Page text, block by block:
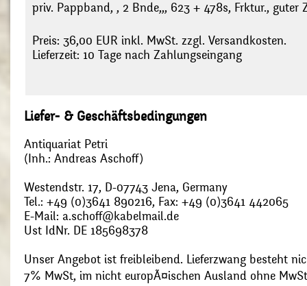
priv. Pappband, , 2 Bnde,,, 623 + 478s, Frktur., guter
Preis: 36,00 EUR inkl. MwSt. zzgl. Versandkosten.
Lieferzeit: 10 Tage nach Zahlungseingang
Liefer- & Geschäftsbedingungen
Antiquariat Petri
(Inh.: Andreas Aschoff)
Westendstr. 17, D-07743 Jena, Germany
Tel.: +49 (0)3641 890216, Fax: +49 (0)3641 442065
E-Mail: a.schoff@kabelmail.de
Ust IdNr. DE 185698378
Unser Angebot ist freibleibend. Lieferzwang besteht
7% MwSt, im nicht europÃ¤ischen Ausland ohne